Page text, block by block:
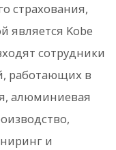
страхования,
является Kobe
сотрудники
работающих в
алюминиевая
и